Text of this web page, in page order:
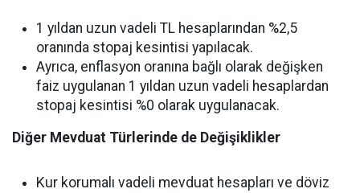
1 yıldan uzun vadeli TL hesaplarından %2,5
oranında stopaj kesintisi yapılacak.
Ayrıca, enflasyon oranına bağlı olarak değişken
faiz uygulanan 1 yıldan uzun vadeli hesaplardan
stopaj kesintisi %0 olarak uygulanacak.
Diğer Mevduat Türlerinde de Değişiklikler
Kur korumalı vadeli mevduat hesapları ve döviz